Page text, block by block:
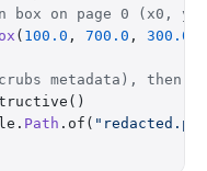
box on page 0 (x0,
( 100.0 , 700.0 , 300.0
metadata), then
Path .of(